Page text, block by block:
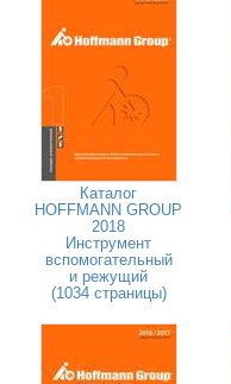
Каталог
HOFFMANN GROUP
2018
Инструмент
вспомогательный
и режущий
(1034 страницы)